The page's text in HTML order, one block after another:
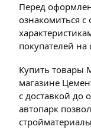
Перед
ознакомиться
покупателей на
Купить товары
магазине
с доставкой до
автопарк